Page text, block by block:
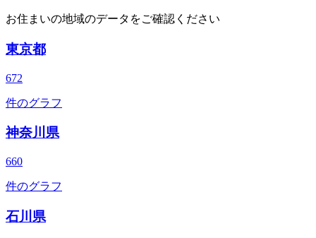
お住まいの地域のデータをご確認ください
東京都
672
件のグラフ
神奈川県
660
件のグラフ
石川県